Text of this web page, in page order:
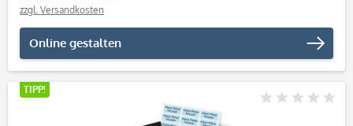
zzgl. Versandkosten
Online gestalten
TIPP!